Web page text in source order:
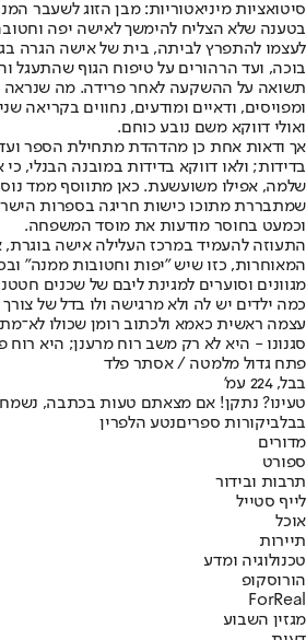
סיטואציות מיניאטוריות: מבן הזוג לשעבר
בטענה שלא הצליח להימשך לאישה יפה
לעצמו להתפרץ לביתה, בית של אישה הגרה
בוכה, ועד הרהורים על טיפוח הגוף שהתעגל
תשואה על ההשקעה לאחר פרידה. מה שנראה
ומפויסים, ודאיים ומודעים, נחווים בקריאה
ואולי דווקא משם נובע כוחם.
אך ודאות אחת כן מהדהדת מתחילת הספר
בדידות; ולאו דווקא בדידות במובנה הבנלי,
שלמה, אפילו משועשעת. כאן מתווסף ממד
שמתבררת מתוכו כישות חריגה בספרות
וכמעט בחוסר מודעות את מוסד המשפחה.
התעוזה להעמיד במרכז העלילה אישה בוגרת,
המאוחרות, כזו שיש "יפות וחטובות ממנה"
מגוונים וסוערים למגינת ליבם של שכנים
כמה ילדים יש לה ולא מרגישה ולו בדל של
עצמה ראשית כאמא ולכתוב רומן שכולו
סגנונו - היא לא רק משב רוח מרענן; היא
פתח גדול מלמטה / אסתר פלד
בבל, 224 עמ'
טעינו? נתקן! אם מצאתם טעות בכתבה,
בבלביקורות ספריםנטע הלפרין
מדורים
ספורט
תרבות ובידור
לייף סטייל
אוכל
תיירות
טכנולוגיה ומדע
הורוסקופ
ForReal
מגזין השבוע